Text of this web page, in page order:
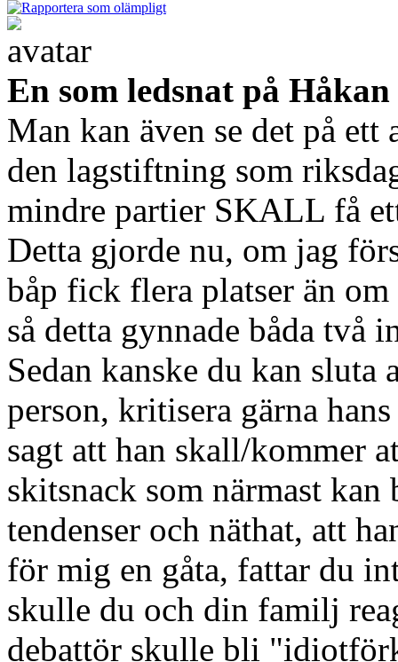
En som ledsnat på Håkan
Man kan även se det på ett
den lagstiftning som
mindre partier SKALL få
Detta gjorde nu, om jag
båp fick flera platser än
så detta gynnade båda två
Sedan kanske du kan sluta
person, kritisera gärna
sagt att han skall/kommer
skitsnack som närmast kan
tendenser och näthat, att
för mig en gåta, fattar du
skulle du och din familj
debattör skulle bli